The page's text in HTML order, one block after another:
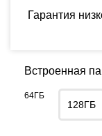
Гарантия
Встроенная
64ГБ
128ГБ